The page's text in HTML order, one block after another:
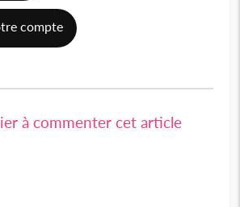
compte
à commenter cet article